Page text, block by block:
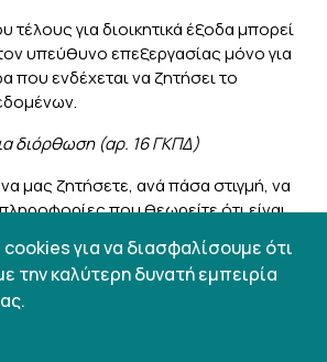
τέλους για διοικητικά έξοδα μπορεί
υπεύθυνο επεξεργασίας μόνο για
που ενδέχεται να ζητήσει το
διόρθωση (αρ. 16 ΓΚΠΔ)
μας ζητήσετε, ανά πάσα στιγμή, να
που θεωρείτε ότι είναι
που θεωρείτε ελλιπείς.
διαγραφή (αρ. 17 ΓΚΠΔ)
(«δικαίωμα στη λήθη»)
για να διασφαλίσουμε ότι
την καλύτερη δυνατή εμπειρία